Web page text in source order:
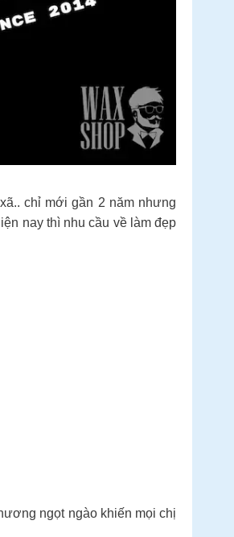
chỉ mới gần 2 năm nhưng
nay thì nhu cầu về làm đẹp
ngọt ngào khiến mọi chị